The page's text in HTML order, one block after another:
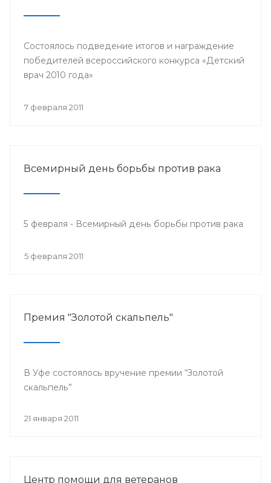
Состоялось подведение итогов и награждение
победителей всероссийского конкурса «Детский
врач 2010 года»
7 февраля 2011
Всемирный день борьбы против рака
5 февраля - Всемирный день борьбы против рака
5 февраля 2011
Премия "Золотой скальпель"
В Уфе состоялось вручение премии “Золотой
скальпель”
21 января 2011
Центр помощи для ветеранов